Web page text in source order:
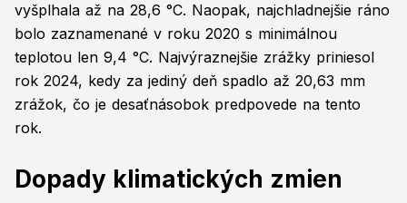
vyšplhala až na 28,6 °C. Naopak, najchladnejšie ráno
bolo zaznamenané v roku 2020 s minimálnou
teplotou len 9,4 °C. Najvýraznejšie zrážky priniesol
rok 2024, kedy za jediný deň spadlo až 20,63 mm
zrážok, čo je desaťnásobok predpovede na tento
rok.
Dopady klimatických zmien